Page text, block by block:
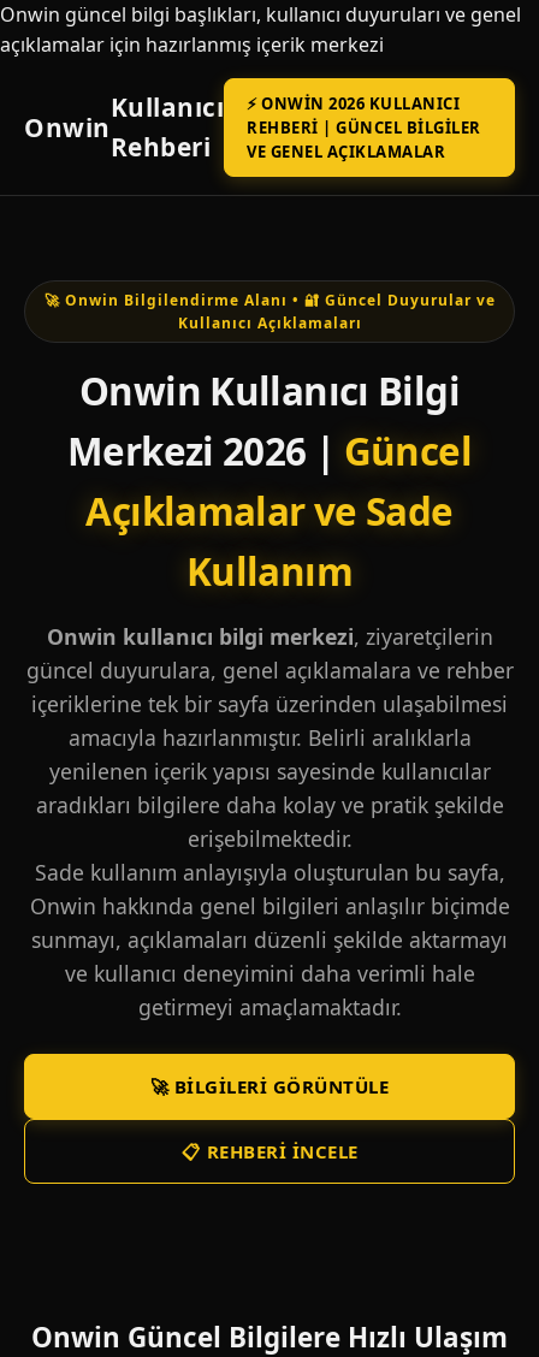
Onwin güncel bilgi başlıkları, kullanıcı duyuruları ve genel
açıklamalar için hazırlanmış içerik merkezi
Onwin
Kullanıcı
Rehberi
⚡ ONWIN 2026 KULLANICI
REHBERI | GÜNCEL BILGILER
VE GENEL AÇIKLAMALAR
🚀 Onwin Bilgilendirme Alanı • 🔐 Güncel Duyurular ve
Kullanıcı Açıklamaları
Onwin Kullanıcı Bilgi
Merkezi 2026 | Güncel
Açıklamalar ve Sade
Kullanım
Onwin kullanıcı bilgi merkezi, ziyaretçilerin
güncel duyurulara, genel açıklamalara ve rehber
içeriklerine tek bir sayfa üzerinden ulaşabilmesi
amacıyla hazırlanmıştır. Belirli aralıklarla
yenilenen içerik yapısı sayesinde kullanıcılar
aradıkları bilgilere daha kolay ve pratik şekilde
erişebilmektedir.
Sade kullanım anlayışıyla oluşturulan bu sayfa,
Onwin hakkında genel bilgileri anlaşılır biçimde
sunmayı, açıklamaları düzenli şekilde aktarmayı
ve kullanıcı deneyimini daha verimli hale
getirmeyi amaçlamaktadır.
🚀 BILGILERI GÖRÜNTÜLE
📋 REHBERI İNCELE
Onwin Güncel Bilgilere Hızlı Ulaşım